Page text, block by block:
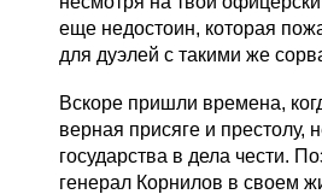
еще недостоин, которая
для дуэлей с такими же
Вскоре пришли времена,
верная присяге и престолу,
государства в дела чести.
генерал Корнилов в своем